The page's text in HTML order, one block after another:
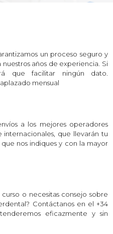
un proceso seguro y
años de experiencia. Si
que facilitar ningún dato.
mensual
a los mejores operadores
internacionales, que llevarán tu
nos indiques y con la mayor
o necesitas consejo sobre
Contáctanos en el +34
eficazmente y sin